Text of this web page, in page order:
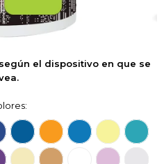
el dispositivo en que se